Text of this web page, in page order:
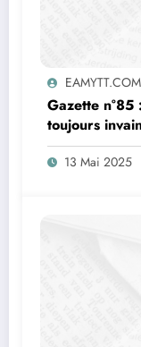
EAMYTT.COM
Gazette
toujours
13 Mai 2025